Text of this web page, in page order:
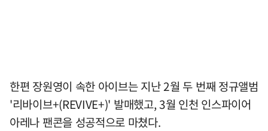
한편 장원영이 속한 아이브는 지난 2월 두 번째 정규앨범
'리바이브+(REVIVE+)' 발매했고, 3월 인천 인스파이어
아레나 팬콘을 성공적으로 마쳤다.